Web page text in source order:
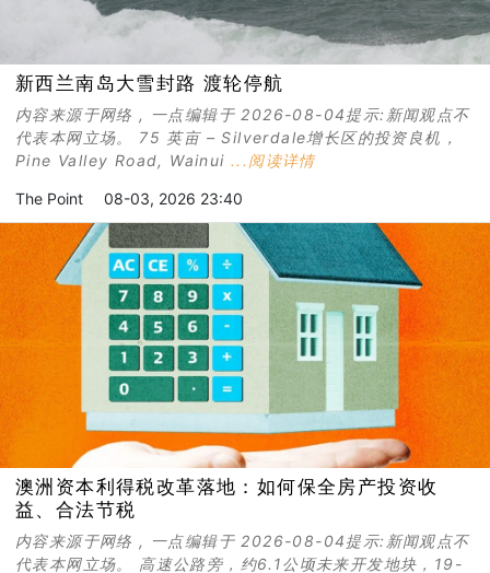
新西兰南岛大雪封路 渡轮停航
内容来源于网络 , 一点编辑于 2026-08-04提示:新闻观点不
代表本网立场。 75 英亩 – Silverdale增长区的投资良机，
Pine Valley Road, Wainui ...阅读详情
The Point 08-03, 2026 23:40
澳洲资本利得税改革落地：如何保全房产投资收
益、合法节税
内容来源于网络 , 一点编辑于 2026-08-04提示:新闻观点不
代表本网立场。 高速公路旁，约6.1公顷未来开发地块，19-